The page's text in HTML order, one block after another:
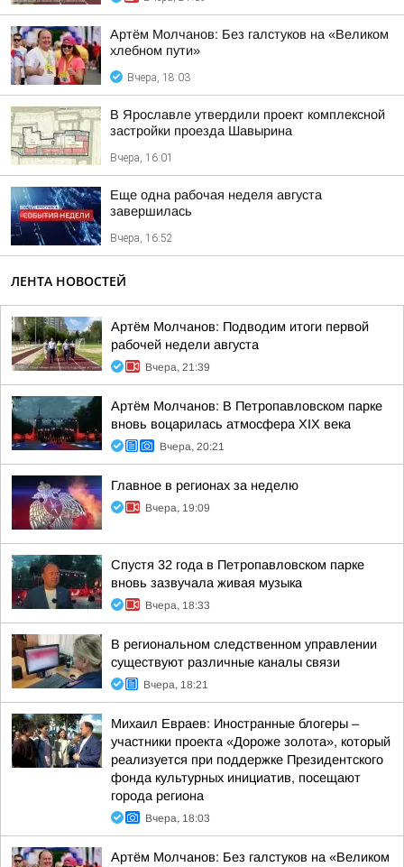
Артём Молчанов: Без галстуков на «Великом
хлебном пути»
Вчера, 18:03
В Ярославле утвердили проект комплексной
застройки проезда Шавырина
Вчера, 16:01
Еще одна рабочая неделя августа
завершилась
Вчера, 16:52
ЛЕНТА НОВОСТЕЙ
Артём Молчанов: Подводим итоги первой
рабочей недели августа
Вчера, 21:39
Артём Молчанов: В Петропавловском парке
вновь воцарилась атмосфера XIX века
Вчера, 20:21
Главное в регионах за неделю
Вчера, 19:09
Спустя 32 года в Петропавловском парке
вновь зазвучала живая музыка
Вчера, 18:33
В региональном следственном управлении
существуют различные каналы связи
Вчера, 18:21
Михаил Евраев: Иностранные блогеры –
участники проекта «Дороже золота», который
реализуется при поддержке Президентского
фонда культурных инициатив, посещают
города региона
Вчера, 18:03
Артём Молчанов: Без галстуков на «Великом